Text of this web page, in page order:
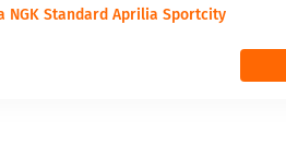
NGK Standard Aprilia Sportcity